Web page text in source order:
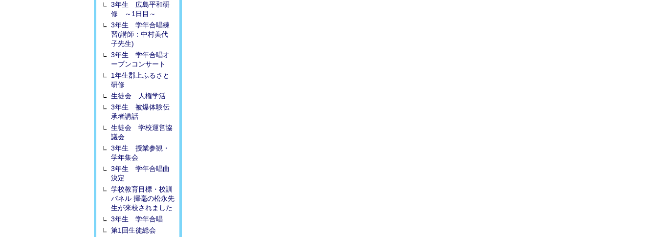
3年生 広島平和研
修 ～1日目～
3年生 学年合唱練
習(講師：中村美代
子先生)
3年生 学年合唱オ
ープンコンサート
1年生郡上ふるさと
研修
生徒会 人権学活
3年生 被爆体験伝
承者講話
生徒会 学校運営協
議会
3年生 授業参観・
学年集会
3年生 学年合唱曲
決定
学校教育目標・校訓
パネル 揮毫の松永先
生が来校されました
3年生 学年合唱
第1回生徒総会